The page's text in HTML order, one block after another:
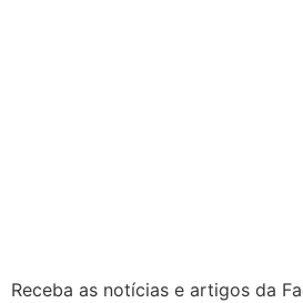
Receba as notícias e artigos da